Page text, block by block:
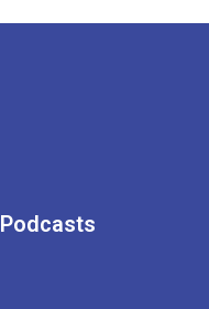
Podcasts